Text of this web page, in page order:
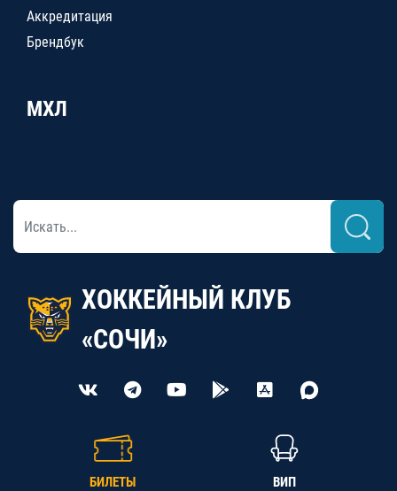
Аккредитация
Брендбук
МХЛ
ХОККЕЙНЫЙ КЛУБ
«СОЧИ»
БИЛЕТЫ ВИП